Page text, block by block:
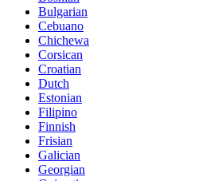
Bulgarian
Cebuano
Chichewa
Corsican
Croatian
Dutch
Estonian
Filipino
Finnish
Frisian
Galician
Georgian